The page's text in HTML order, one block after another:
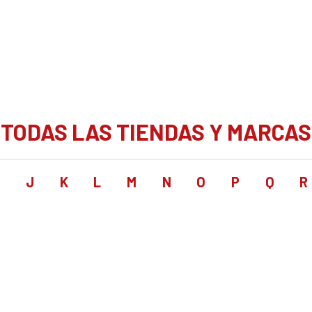
TODAS LAS TIENDAS Y MARCAS
J K L M N O P Q R